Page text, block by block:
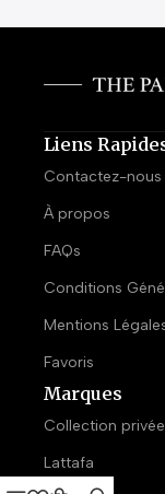
Liens
Contactez-nous
À propos
FAQs
Conditions
Mentions
Favoris
Marques
Collection privée
Lattafa